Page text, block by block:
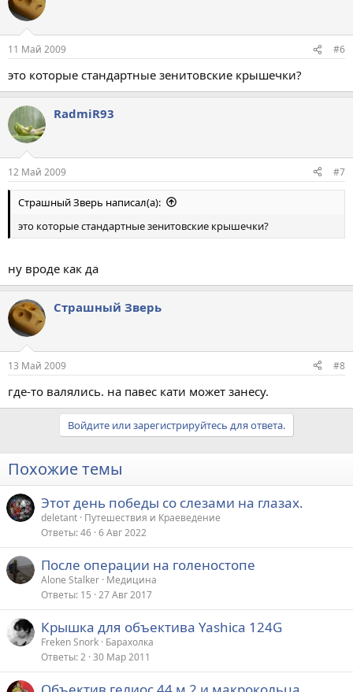
11 Май 2009 #6
это которые стандартные зенитовские крышечки?
RadmiR93
12 Май 2009 #7
Страшный Зверь написал(а):
это которые стандартные зенитовские крышечки?
ну вроде как да
Страшный Зверь
13 Май 2009 #8
где-то валялись. на павес кати может занесу.
Войдите или зарегистрируйтесь для ответа.
Похожие темы
Этот день победы со слезами на глазах.
deletant Путешествия и Краеведение
Ответы 46 6 Авг 2022
После операции на голеностопе
Alone Stalker Медицина
Ответы 15 27 Авг 2017
Крышка для объектива Yashica 124G
Freken Snork Барахолка
Ответы 2 30 Мар 2011